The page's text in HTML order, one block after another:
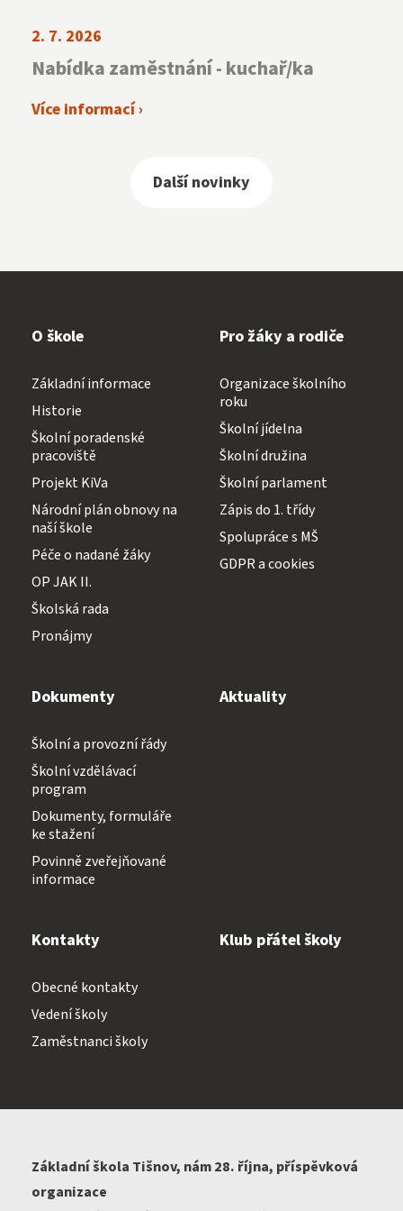
2. 7. 2026
Nabídka zaměstnání - kuchař/ka
Více informací ›
Další novinky
O škole
Základní informace
Historie
Školní poradenské
pracoviště
Projekt KiVa
Národní plán obnovy na
naší škole
Péče o nadané žáky
OP JAK II.
Školská rada
Pronájmy
Pro žáky a rodiče
Organizace školního
roku
Školní jídelna
Školní družina
Školní parlament
Zápis do 1. třídy
Spolupráce s MŠ
GDPR a cookies
Dokumenty
Školní a provozní řády
Školní vzdělávací
program
Dokumenty, formuláře
ke stažení
Povinně zveřejňované
informace
Aktuality
Kontakty
Obecné kontakty
Vedení školy
Zaměstnanci školy
Klub přátel školy
Základní škola Tišnov, nám 28. října, příspěvková
organizace